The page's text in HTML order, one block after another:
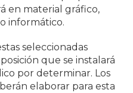
en material gráfico,
informático.
seleccionadas
que se instalará
por determinar. Los
elaborar para esta